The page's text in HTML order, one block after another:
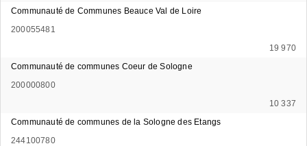
Communauté de Communes Beauce Val de Loire
200055481
19 970
Communauté de communes Coeur de Sologne
200000800
10 337
Communauté de communes de la Sologne des Etangs
244100780